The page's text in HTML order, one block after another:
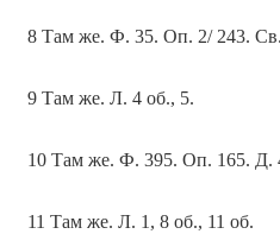
8 Там же. Ф. 35. Оп. 2/ 243.
9 Там же. Л. 4 об., 5.
10 Там же. Ф. 395. Оп. 165. Д.
11 Там же. Л. 1, 8 об., 11 об.